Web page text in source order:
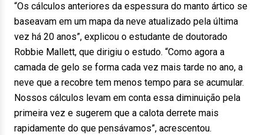
“Os cálculos anteriores da espessura do manto ártico se
baseavam em um mapa da neve atualizado pela última
vez há 20 anos”, explicou o estudante de doutorado
Robbie Mallett, que dirigiu o estudo. “Como agora a
camada de gelo se forma cada vez mais tarde no ano, a
neve que a recobre tem menos tempo para se acumular.
Nossos cálculos levam em conta essa diminuição pela
primeira vez e sugerem que a calota derrete mais
rapidamente do que pensávamos”, acrescentou.